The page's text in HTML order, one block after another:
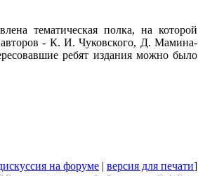
тематическая полка, на которой
авторов - К. И. Чуковского, Д. Мамина-
ребят издания можно было
на форуме | версия для печати]